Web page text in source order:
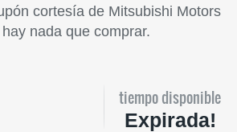
cortesía de Mitsubishi Motors
nada que comprar.
tiempo disponible
Expirada!